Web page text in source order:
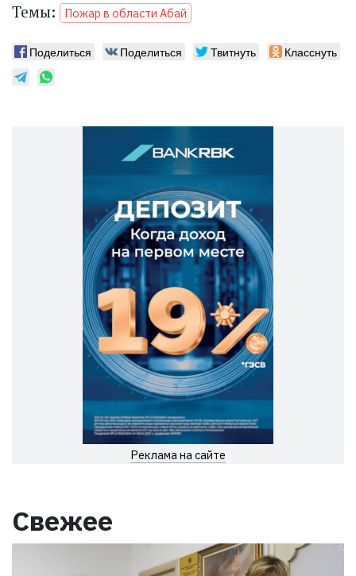
Темы: Пожар в области Абай
Поделиться Поделиться Твитнуть Класснуть
Реклама на сайте
Свежее